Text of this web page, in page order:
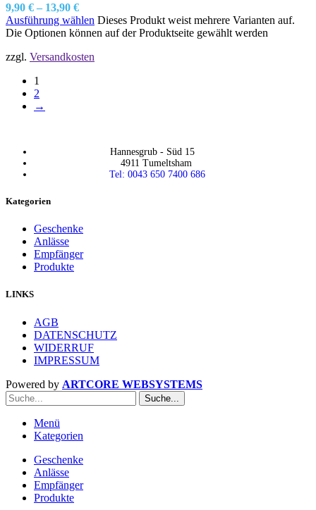
9,90 € – 13,90 €
Ausführung wählen Dieses Produkt weist mehrere Varianten auf.
Die Optionen können auf der Produktseite gewählt werden
zzgl. Versandkosten
1
2
→
Hannesgrub - Süd 15
4911 Tumeltsham
Tel: 0043 650 7400 686
Kategorien
Geschenke
Anlässe
Empfänger
Produkte
LINKS
AGB
DATENSCHUTZ
WIDERRUF
IMPRESSUM
Powered by ARTCORE WEBSYSTEMS
Suche...
Menü
Kategorien
Geschenke
Anlässe
Empfänger
Produkte